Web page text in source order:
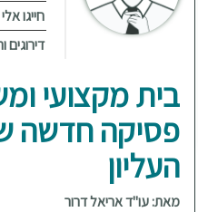
חייגו אלי
דירוגים
בית מקצועי
פסיקה חדשה
העליון
מאת: עו"ד אריאל דרור